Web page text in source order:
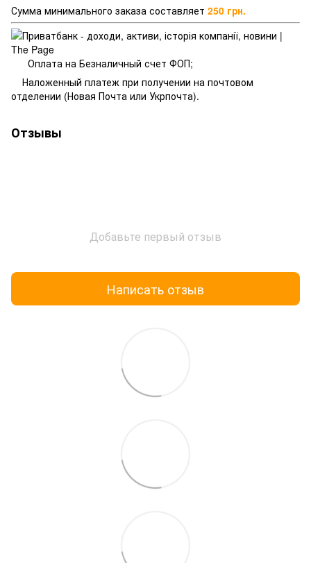
Сумма минимального заказа составляет 250 грн.
Оплата на Безналичный счет ФОП;
Наложенный платеж при получении на почтовом
отделении (Новая Почта или Укрпочта).
Отзывы
Добавьте первый отзыв
Написать отзыв